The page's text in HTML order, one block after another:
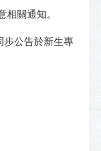
關通知。
步公告於新生專